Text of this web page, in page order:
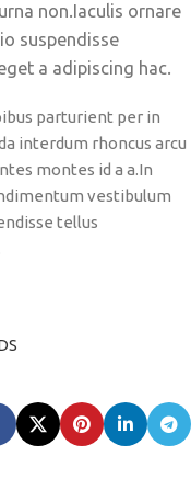
non.Iaculis ornare
suspendisse
a adipiscing hac.
parturient per in
interdum rhoncus arcu
montes id a a.In
vestibulum
tellus